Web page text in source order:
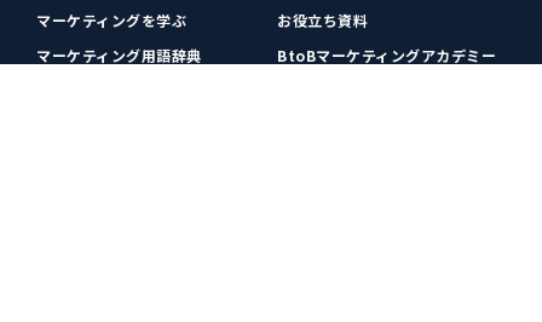
マーケティングを学ぶ
お役立ち資料
マーケティング用語辞典
BtoBマーケティングアカデミー